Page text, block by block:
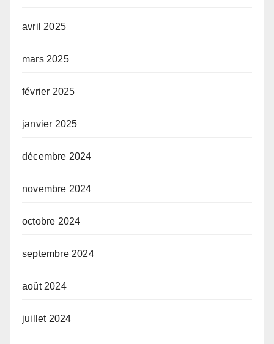
avril 2025
mars 2025
février 2025
janvier 2025
décembre 2024
novembre 2024
octobre 2024
septembre 2024
août 2024
juillet 2024